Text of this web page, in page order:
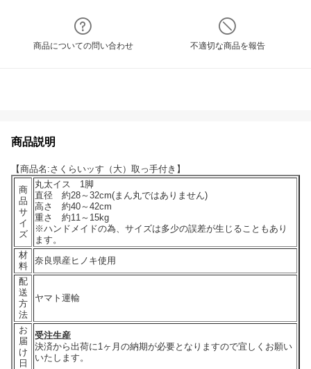
商品についての問い合わせ 不適切な商品を報告
商品説明
【商品名:さくらいッす（大）取っ手付き】
商
品
サ
イ
ズ
丸太イス 1脚
直径 約28～32cm(まん丸ではありません)
高さ 約40～42cm
重さ 約11～15kg
※ハンドメイドの為、サイズは多少の誤差が生じることもあり
ます。
材
料
奈良県産ヒノキ使用
配
送
方
法
ヤマト運輸
お
届
け
日
受注生産
決済から出荷に1ヶ月の納期が必要となりますので宜しくお願い
いたします。